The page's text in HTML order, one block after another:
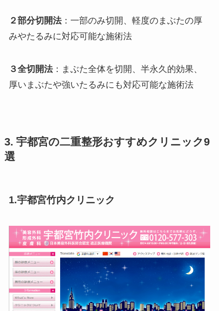
２部分切開法：一部のみ切開、軽度のまぶたの厚
みやたるみに対応可能な施術法
３全切開法：まぶた全体を切開、半永久的効果、
厚いまぶたや強いたるみにも対応可能な施術法
3. 宇都宮の二重整形おすすめクリニック9
選
1.宇都宮竹内クリニック